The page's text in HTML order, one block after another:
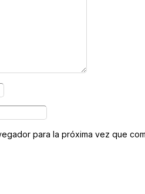
para la próxima vez que